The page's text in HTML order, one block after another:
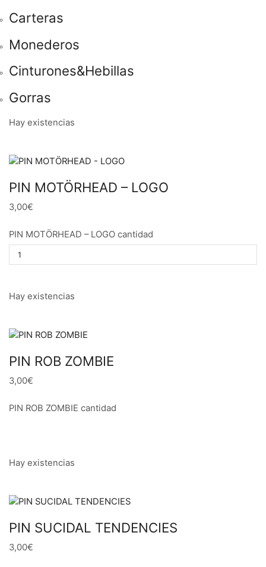
Carteras
Monederos
Cinturones&Hebillas
Gorras
Hay existencias
PIN MOTÖRHEAD – LOGO
3,00€
PIN MOTÖRHEAD – LOGO cantidad
Hay existencias
PIN ROB ZOMBIE
3,00€
PIN ROB ZOMBIE cantidad
Hay existencias
PIN SUCIDAL TENDENCIES
3,00€